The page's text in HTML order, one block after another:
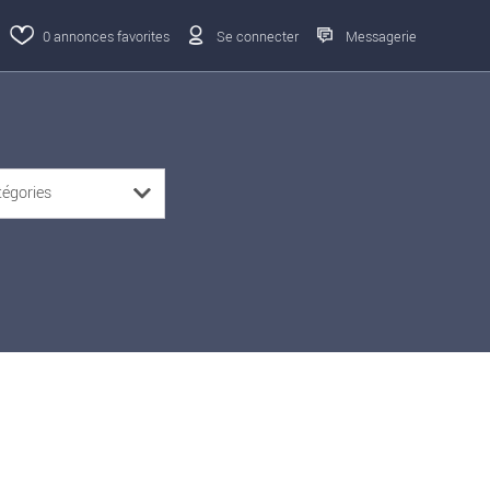
0annonces favorites Se connecter Messagerie